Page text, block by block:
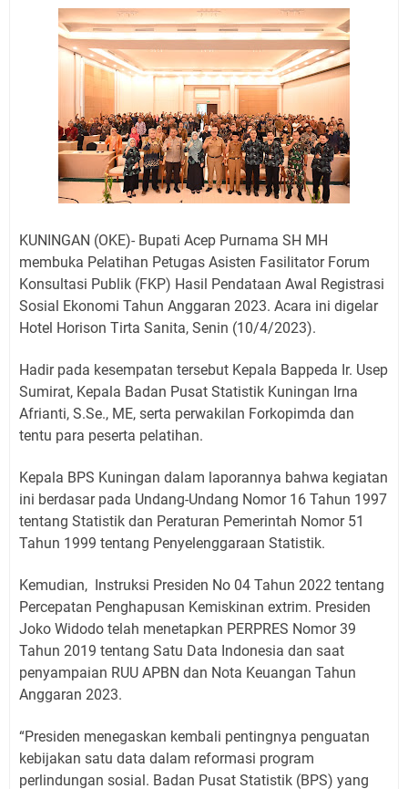
Nobar Final Piala Presiden 2026 Bersama Kebo Bule
Sangat Seru
Warga Mulai Kesulitan Air Bersih Akibat Kekeringan,
Polres Kuningan dan PAM Tirta Kamuning Salurakan
12 Ribu Liter
Uniku Jadi Tuan Rumah Pendampingan Penyusunan
Dokumen SPMI
Sudahkah Kita Merdeka Dari Hawa Nafsu?
Info Sembako di Pasar Kepuh Kuningan Kamis 6
Agenda Kegiatan Bupati Kuningan Jumat 7 Agustus
2026 Ada Tiga, Tapi yang Bakal Dihadiri Hanya Satu
Ini Empat Lokasi Samsat Keliling Kuningan Jumat 7
Agustus 2026
KUNINGAN (OKE)- Bupati Acep Purnama SH MH
membuka Pelatihan Petugas Asisten Fasilitator Forum
Konsultasi Publik (FKP) Hasil Pendataan Awal Registrasi
Sosial Ekonomi Tahun Anggaran 2023. Acara ini digelar
Hotel Horison Tirta Sanita, Senin (10/4/2023).
Hadir pada kesempatan tersebut Kepala Bappeda Ir. Usep
Sumirat, Kepala Badan Pusat Statistik Kuningan Irna
Afrianti, S.Se., ME, serta perwakilan Forkopimda dan
tentu para peserta pelatihan.
Kepala BPS Kuningan dalam laporannya bahwa kegiatan
ini berdasar pada Undang-Undang Nomor 16 Tahun 1997
tentang Statistik dan Peraturan Pemerintah Nomor 51
Tahun 1999 tentang Penyelenggaraan Statistik.
Kemudian, Instruksi Presiden No 04 Tahun 2022 tentang
Percepatan Penghapusan Kemiskinan extrim. Presiden
Joko Widodo telah menetapkan PERPRES Nomor 39
Tahun 2019 tentang Satu Data Indonesia dan saat
penyampaian RUU APBN dan Nota Keuangan Tahun
Anggaran 2023.
“Presiden menegaskan kembali pentingnya penguatan
kebijakan satu data dalam reformasi program
perlindungan sosial. Badan Pusat Statistik (BPS) yang